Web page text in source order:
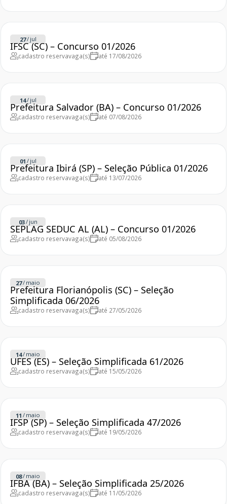
27/ jul
IFSC (SC) – Concurso 01/2026
cadastro reservavaga(s) até 17/08/2026
14/ jul
Prefeitura Salvador (BA) – Concurso 01/2026
cadastro reservavaga(s) até 07/08/2026
01 / jul
Prefeitura Ibirá (SP) – Seleção Pública 01/2026
cadastro reservavaga(s) até 13/07/2026
03/ jun
SEPLAG SEDUC AL (AL) – Concurso 01/2026
cadastro reservavaga(s) até 05/08/2026
27/ maio
Prefeitura Florianópolis (SC) – Seleção
Simplificada 06/2026
cadastro reservavaga(s) até 27/05/2026
14/ maio
UFES (ES) – Seleção Simplificada 61/2026
cadastro reservavaga(s) até 15/05/2026
11 / maio
IFSP (SP) – Seleção Simplificada 47/2026
cadastro reservavaga(s) até 19/05/2026
08/ maio
IFBA (BA) – Seleção Simplificada 25/2026
cadastro reservavaga(s) até 11/05/2026